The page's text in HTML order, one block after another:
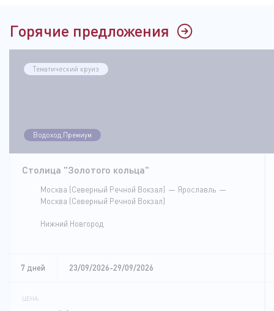
Горячие предложения
Тематический круиз
Водоход.Премиум
Столица "Золотого кольца"
Москва (Северный Речной Вокзал)
Ярославль
Москва (Северный Речной Вокзал)
Нижний Новгород
7 дней 23/09/2026-29/09/2026
ЦЕНА: